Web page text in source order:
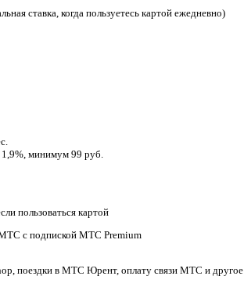
ставка, когда пользуетесь картой ежедневно)
минимум 99 руб.
пользоваться картой
МТС с подпиской МТС Premium
поездки в МТС Юрент, оплату связи МТС и другое